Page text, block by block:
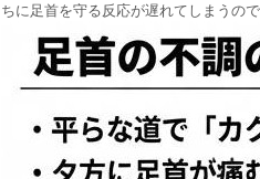
ちに足首を守る反応が遅れてしまうので